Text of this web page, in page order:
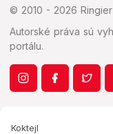
© 2010 - 2026 Ringier
Autorské práva sú
portálu.
Koktejl